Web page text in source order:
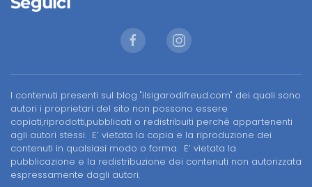
I contenuti presenti sul blog "ilsigarodifreud.com" dei quali sono
autori i proprietari del sito non possono essere
copiati,riprodotti,pubblicati o redistribuiti perché appartenenti
agli autori stessi. E’ vietata la copia e la riproduzione dei
contenuti in qualsiasi modo o forma. E’ vietata la
pubblicazione e la redistribuzione dei contenuti non autorizzata
espressamente dagli autori.